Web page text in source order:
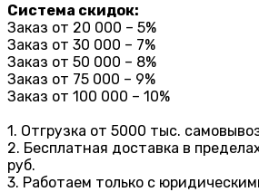
Система скидок:
Заказ от 20 000 – 5%
Заказ от 30 000 – 7%
Заказ от 50 000 – 8%
Заказ от 75 000 – 9%
Заказ от 100 000 – 10%
1. Отгрузка от 5000 тыс.
2. Бесплатная доставка в
руб.
3. Работаем только с